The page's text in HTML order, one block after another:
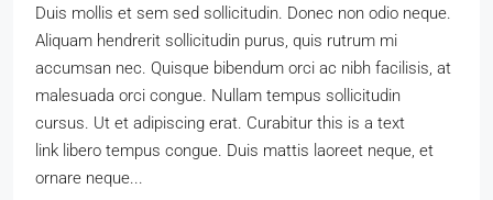
Duis mollis et sem sed sollicitudin. Donec non odio neque.
Aliquam hendrerit sollicitudin purus, quis rutrum mi
accumsan nec. Quisque bibendum orci ac nibh facilisis, at
malesuada orci congue. Nullam tempus sollicitudin
cursus. Ut et adipiscing erat. Curabitur this is a text
link libero tempus congue. Duis mattis laoreet neque, et
ornare neque...